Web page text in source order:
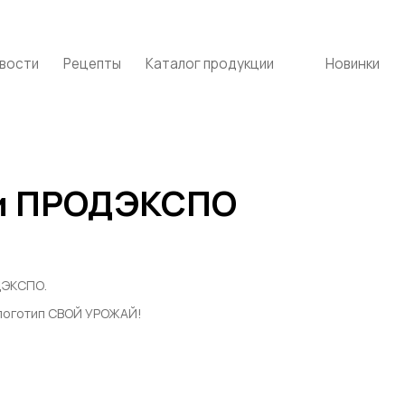
Рецепты Каталог продукции Новинки
ПРОДЭКСПО
СВОЙ УРОЖАЙ!